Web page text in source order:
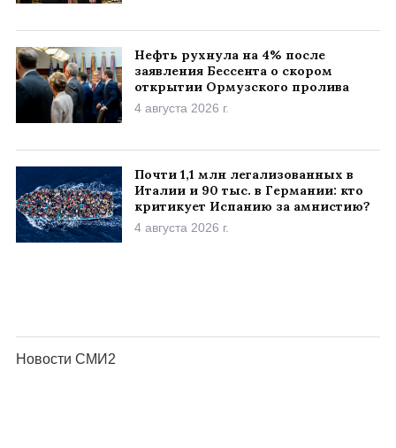
Нефть рухнула на 4% после
заявления Бессента о скором
открытии Ормузского пролива
4 августа 2026 г.
Почти 1,1 млн легализованных в
Италии и 90 тыс. в Германии: кто
критикует Испанию за амнистию?
4 августа 2026 г.